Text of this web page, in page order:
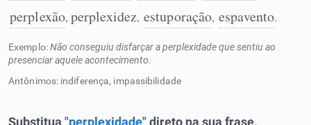
Corrigir Texto
Detector de IA
Humanizador de IA
perplexão, perplexidez, estuporação, espavento.
Exemplo:Não conseguiu disfarçar a perplexidade que sentiu ao
presenciar aquele acontecimento.
Antônimos: indiferença, impassibilidade